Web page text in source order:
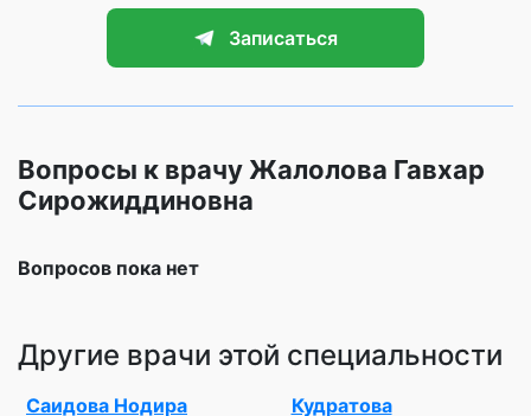
Записаться
Вопросы к врачу Жалолова Гавхар
Сирожиддиновна
Вопросов пока нет
Другие врачи этой специальности
Саидова Нодира Кудратова